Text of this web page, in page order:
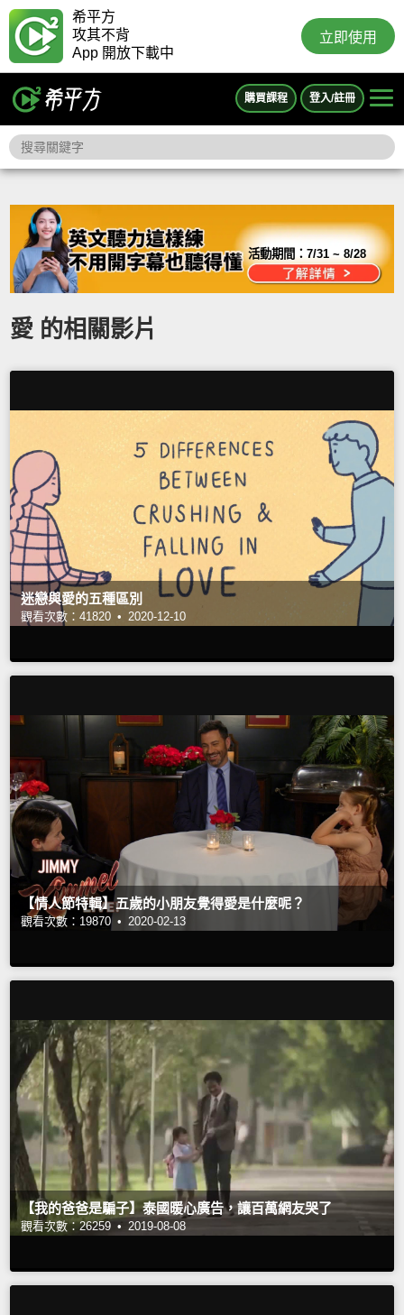
希平方
攻其不背
App 開放下載中
立即使用
購買課程 登入/註冊
活動期間：7/31 ~ 8/28
愛 的相關影片
迷戀與愛的五種區別
觀看次數：41820 • 2020-12-10
【情人節特輯】五歲的小朋友覺得愛是什麼呢？
觀看次數：19870 • 2020-02-13
【我的爸爸是騙子】泰國暖心廣告，讓百萬網友哭了
觀看次數：26259 • 2019-08-08